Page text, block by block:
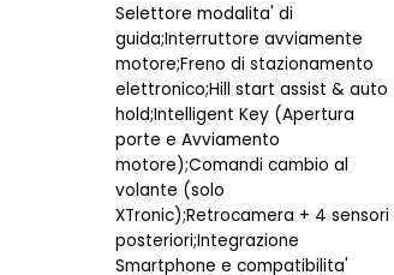
Selettore modalita' di
guida;Interruttore avviamente
motore;Freno di stazionamento
elettronico;Hill start assist & auto
hold;Intelligent Key (Apertura
porte e Avviamento
motore);Comandi cambio al
volante (solo
XTronic);Retrocamera + 4 sensori
posteriori;Integrazione
Smartphone e compatibilita'